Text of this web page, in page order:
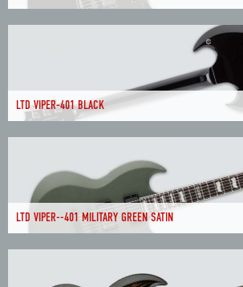
LTD VIPER-401 BLACK
LTD VIPER--401 MILITARY GREEN SATIN